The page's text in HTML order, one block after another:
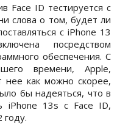
Face ID тестируется с
слова о том, будет ли
с iPhone 13
посредством
обеспечения. С
времени, Apple,
нее как можно скорее,
бы надеяться, что в
iPhone 13s с Face ID,
году.